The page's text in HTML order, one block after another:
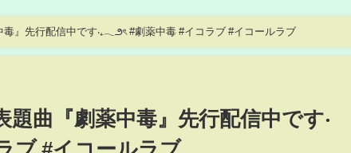
』先行配信中です‧₊𓂃౨ৎ #劇薬中毒 #イコラブ #イコールラブ
題曲『劇薬中毒』先行配信中です‧